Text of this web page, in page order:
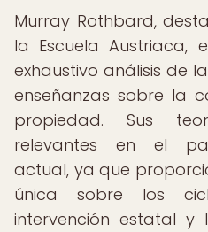
Murray Rothbard,
la Escuela Austriaca,
exhaustivo análisis de
enseñanzas sobre la
propiedad. Sus
relevantes en el
actual, ya que
única sobre los
intervención estatal